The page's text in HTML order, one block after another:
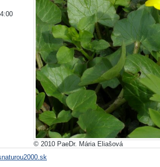
© 2010 PaeDr. Mária Eliašová